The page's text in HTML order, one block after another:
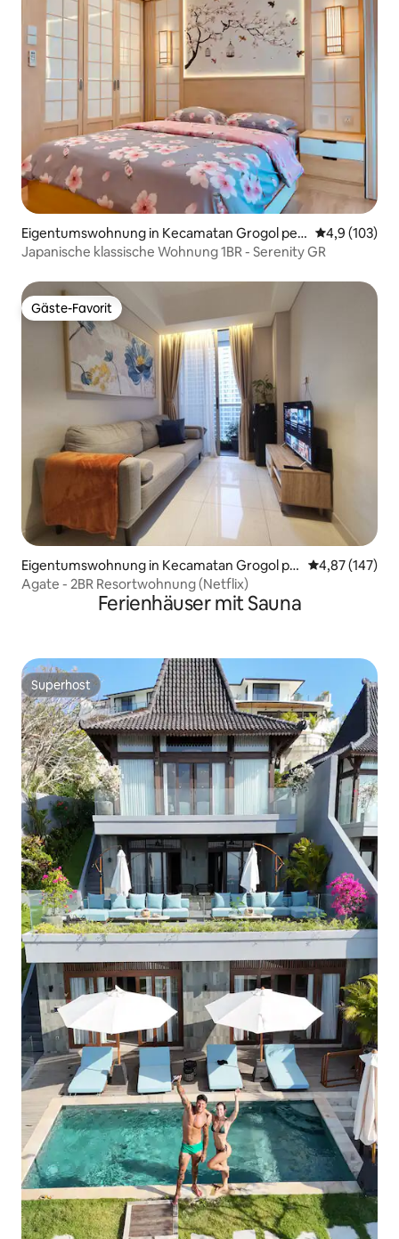
Eigentumswohnung in Kecamatan Grogol pet
amburan
4,9 (103)
Japanische klassische Wohnung 1BR - Serenity GR
Gäste-Favorit
Gäste-Favorit
Eigentumswohnung in Kecamatan Grogol pe
tamburan
4,87 (147)
Agate - 2BR Resortwohnung (Netflix)
Ferienhäuser mit Sauna
Superhost
Superhost